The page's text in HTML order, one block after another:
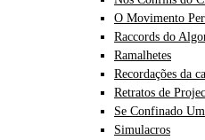
O Movimento
Raccords do
Ramalhetes
Recordações da
Retratos de
Se Confinado
Simulacros